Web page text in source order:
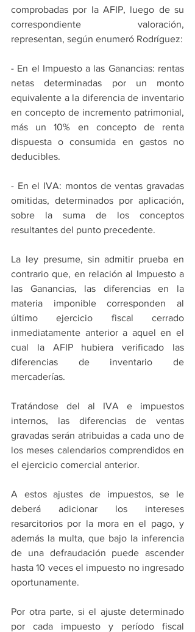
comprobadas por la AFIP, luego de su
correspondiente valoración,
representan, según enumeró Rodríguez:
- En el Impuesto a las Ganancias: rentas
netas determinadas por un monto
equivalente a la diferencia de inventario
en concepto de incremento patrimonial,
más un 10% en concepto de renta
dispuesta o consumida en gastos no
deducibles.
- En el IVA: montos de ventas gravadas
omitidas, determinados por aplicación,
sobre la suma de los conceptos
resultantes del punto precedente.
La ley presume, sin admitir prueba en
contrario que, en relación al Impuesto a
las Ganancias, las diferencias en la
materia imponible corresponden al
último ejercicio fiscal cerrado
inmediatamente anterior a aquel en el
cual la AFIP hubiera verificado las
diferencias de inventario de
mercaderías.
Tratándose del al IVA e impuestos
internos, las diferencias de ventas
gravadas serán atribuidas a cada uno de
los meses calendarios comprendidos en
el ejercicio comercial anterior.
A estos ajustes de impuestos, se le
deberá adicionar los intereses
resarcitorios por la mora en el pago, y
además la multa, que bajo la inferencia
de una defraudación puede ascender
hasta 10 veces el impuesto no ingresado
oportunamente.
Por otra parte, si el ajuste determinado
por cada impuesto y período fiscal